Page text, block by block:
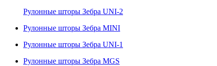
Рулонные шторы Зебра UNI-2
Рулонные шторы Зебра MINI
Рулонные шторы Зебра UNI-1
Рулонные шторы Зебра MGS